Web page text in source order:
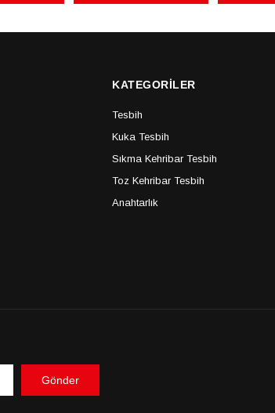
KATEGORİLER
Tesbih
Kuka Tesbih
Sıkma Kehribar Tesbih
Toz Kehribar Tesbih
Anahtarlık
Gönder